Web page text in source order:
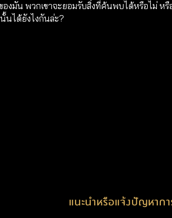
งมัน พวกเขาจะยอมรับสิ่งที่ค้นพบได้หรือไม่ ห
นได้ยังไงกันล่ะ?
แนะนำหรือแจ้งปัญหากา